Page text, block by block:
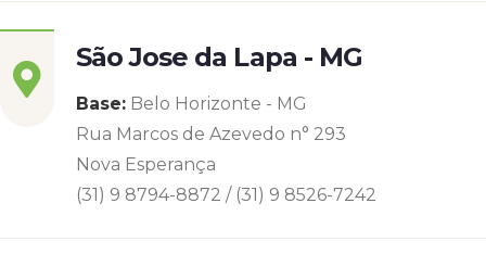
São Jose da Lapa - MG
Base: Belo Horizonte - MG
Rua Marcos de Azevedo n° 293
Nova Esperança
(31) 9 8794-8872 / (31) 9 8526-7242